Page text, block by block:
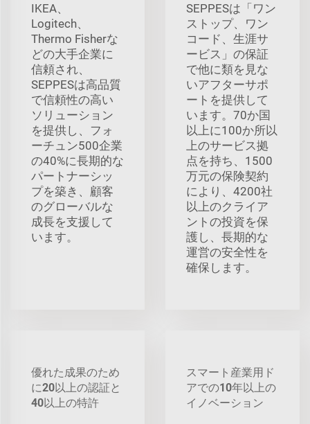
IKEA、
Logitech、
Thermo Fisherな
どの大手企業に
信頼され、
SEPPESは高品質
で信頼性の高い
ソリューション
を提供し、フォ
ーチュン500企業
の40%に長期的な
パートナーシッ
プを築き、顧客
のグローバルな
成長を支援して
います。
SEPPESは「ワン
ストップ、ワン
コード、生涯サ
ービス」の保証
で他に類を見な
いアフターサポ
ートを提供して
います。70か国
以上に100か所以
上のサービス拠
点を持ち、1500
万元の保険契約
により、4200社
以上のクライア
ントの投資を保
護し、長期的な
運営の安全性を
確保します。
優れた成果のため
に20以上の認証と
40以上の特許
スマート産業用ド
アでの10年以上の
イノベーション